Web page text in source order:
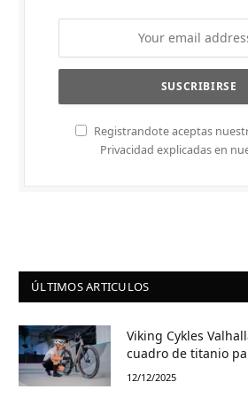
Registrandote aceptas
Privacidad explicadas en
ÚLTIMOS ARTICULOS
Viking Cykles
cuadro de titanio
12/12/2025